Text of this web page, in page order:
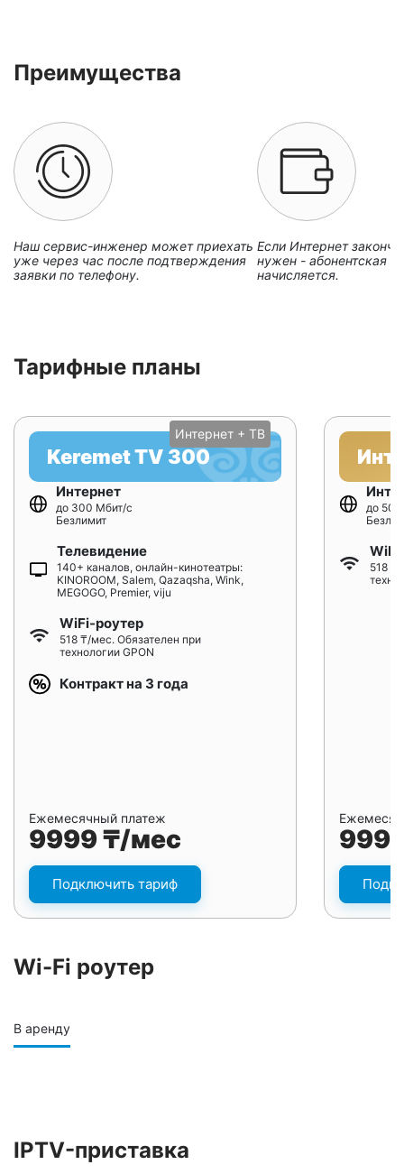
Преимущества
Наш сервис-инженер может приехать
уже через час после подтверждения
заявки по телефону.
Если Интернет
нужен - абонентская
начисляется.
Тарифные планы
Интернет + ТВ
Keremet TV 300
Интернет
до 300 Мбит/с
Безлимит
Телевидение
140+ каналов, онлайн-кинотеатры:
KINOROOM, Salem, Qazaqsha, Wink,
MEGOGO, Premier, viju
WiFi-роутер
518 ₸/мес. Обязателен при
технологии GPON
Контракт на 3 года
Ежемесячный платеж
9999 ₸/мес
Подключить тариф
до
518
Wi-Fi роутер
В аренду
IPTV-приставка